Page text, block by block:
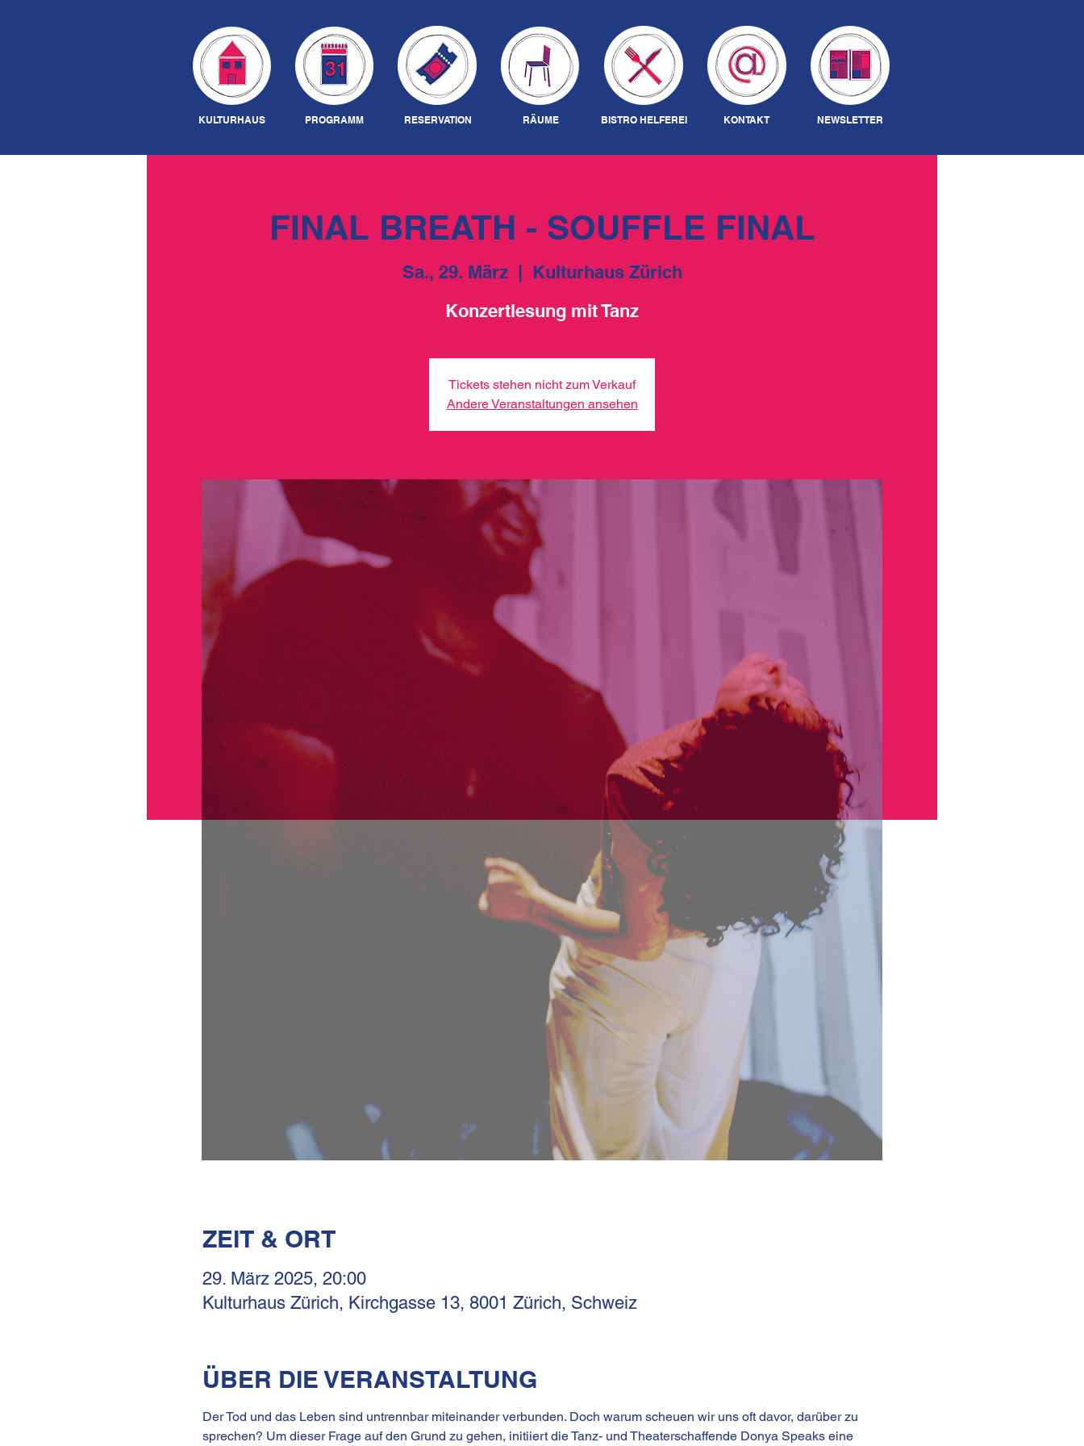
FINAL BREATH - SOUFFLE FINAL
Sa., 29. März
  |
Kulturhaus Zürich
Konzertlesung mit Tanz
Tickets stehen nicht zum Verkauf
Andere Veranstaltungen ansehen
ZEIT & ORT
29. März 2025, 20:00
Kulturhaus Zürich, Kirchgasse 13, 8001 Zürich, Schweiz
ÜBER DIE VERANSTALTUNG
Der Tod und das Leben sind untrennbar miteinander verbunden. Doch warum scheuen wir uns oft davor, darüber zu
sprechen? Um dieser Frage auf den Grund zu gehen, initiiert die Tanz- und Theaterschaffende Donya Speaks eine
KULTURHAUS PROGRAMM RESERVATION RÄUME BISTRO HELFEREI KONTAKT NEWSLETTER